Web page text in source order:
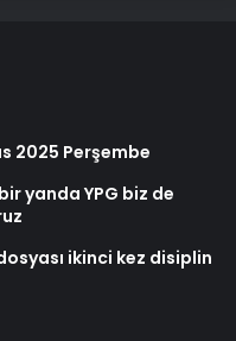
2025 Perşembe
yanda YPG biz de
ikinci kez disiplin